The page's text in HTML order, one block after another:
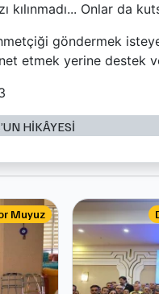
kılınmadı... Onlar da
göndermek
etmek yerine destek
Muyuz